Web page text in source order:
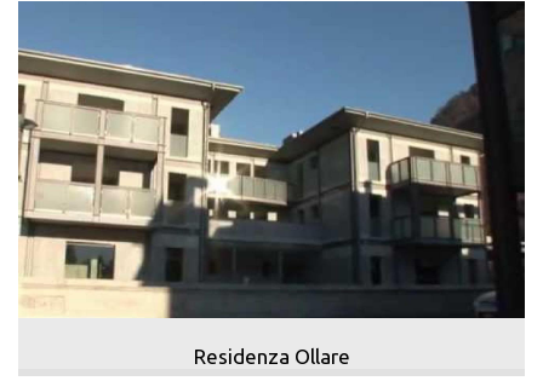
Residenza Ollare